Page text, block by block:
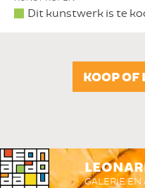
Dit kunstwerk is te
KOOP OF
GALERIE EN